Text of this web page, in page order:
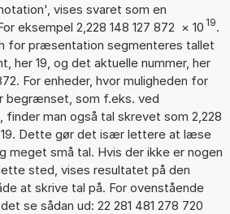
vises svaret som en
eksempel 2,228 148 127 872 × 10 19.
for præsentation segmenteres tallet
her 19, og det aktuelle nummer, her
For enheder, hvor muligheden for
begrænset, som f.eks. ved
finder man også tal skrevet som 2,228
Dette gør det især lettere at læse
meget små tal. Hvis der ikke er nogen
sted, vises resultatet på den
at skrive tal på. For ovenstående
se sådan ud: 22 281 481 278 720